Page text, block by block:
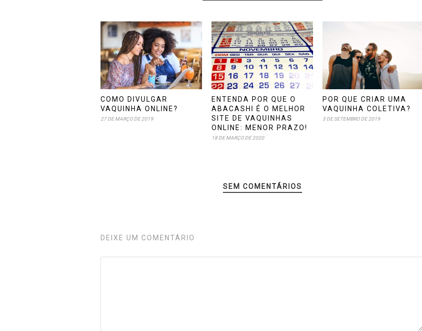
COMO DIVULGAR
VAQUINHA ONLINE?
27 DE MARÇO DE 2019
ENTENDA POR QUE O
ABACASHI É O MELHOR
SITE DE VAQUINHAS
ONLINE: MENOR PRAZO!
18 DE MARÇO DE 2020
POR QUE CRIAR UMA
VAQUINHA COLETIVA?
3 DE SETEMBRO DE 2019
SEM COMENTÁRIOS
DEIXE UM COMENTÁRIO